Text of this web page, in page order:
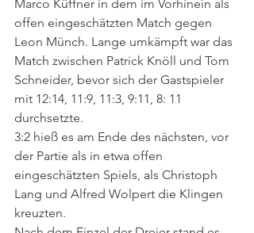
Marco Küffner in dem im Vorhinein als
offen eingeschätzten Match gegen
Leon Münch. Lange umkämpft war das
Match zwischen Patrick Knöll und Tom
Schneider, bevor sich der Gastspieler
mit 12:14, 11:9, 11:3, 9:11, 8: 11
durchsetzte.
3:2 hieß es am Ende des nächsten, vor
der Partie als in etwa offen
eingeschätzten Spiels, als Christoph
Lang und Alfred Wolpert die Klingen
kreuzten.